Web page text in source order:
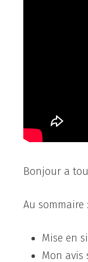
Bonjour a
Au sommaire :
Mise en
Mon avis